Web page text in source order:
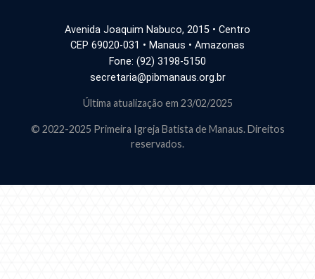
Avenida Joaquim Nabuco, 2015 • Centro
CEP 69020-031 • Manaus • Amazonas
Fone: (92) 3198-5150
secretaria@pibmanaus.org.br
Última atualização em 23/02/2025
© 2022-2025 Primeira Igreja Batista de Manaus. Direitos
reservados.